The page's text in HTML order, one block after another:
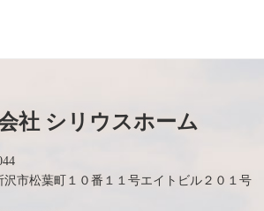
社 シリウスホーム
沢市松葉町１０番１１号エイトビル２０１号